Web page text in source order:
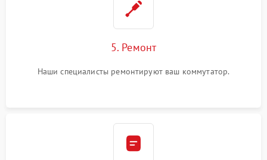
5. Ремонт
Наши специалисты ремонтируют ваш коммутатор.